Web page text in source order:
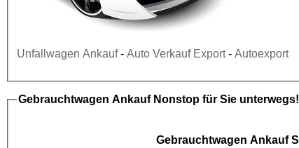
Unfallwagen Ankauf- Auto Verkauf Export- Autoexport
Gebrauchtwagen AnkaufNonstop für Sie
Gebrauchtwagen Ankauf